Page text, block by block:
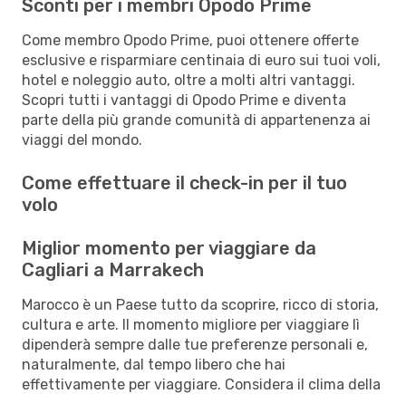
Sconti per i membri Opodo Prime
Come membro Opodo Prime, puoi ottenere offerte
esclusive e risparmiare centinaia di euro sui tuoi voli,
hotel e noleggio auto, oltre a molti altri vantaggi.
Scopri tutti i vantaggi di Opodo Prime e diventa
parte della più grande comunità di appartenenza ai
viaggi del mondo.
Come effettuare il check-in per il tuo
volo
Miglior momento per viaggiare da
Cagliari a Marrakech
Marocco è un Paese tutto da scoprire, ricco di storia,
cultura e arte. Il momento migliore per viaggiare lì
dipenderà sempre dalle tue preferenze personali e,
naturalmente, dal tempo libero che hai
effettivamente per viaggiare. Considera il clima della